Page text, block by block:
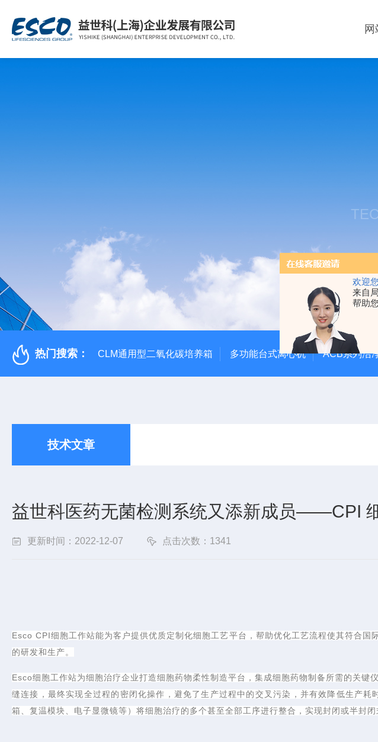
欢迎
来自
帮助
热门搜索： CLM通用型二氧化碳培养箱 多功能台式离心机 ACB系列洁
技术文章
益世科医药无菌检测系统又添新成员——CPI
更新时间：2022-12-07 点击次数：1341
Esco CPI细胞工作站能为客户提供优质定制化细胞工艺平台，帮助优化工艺流程使其符合
的研发和生产。
Esco细胞工作站为细胞治疗企业打造细胞药物柔性制造平台，集成细胞药物制备所需的关
缝连接，最终实现全过程的密闭化操作，避免了生产过程中的交叉污染，并有效降低生产
箱、复温模块、电子显微镜等）将细胞治疗的多个甚至全部工序进行整合，实现封闭或半封